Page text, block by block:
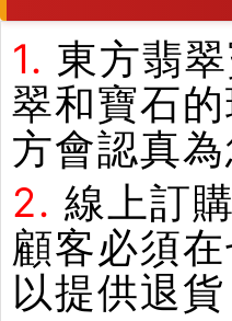
1. 東方翡
翠和寶石
方會認真為
2. 線上訂
顧客必須
以提供退